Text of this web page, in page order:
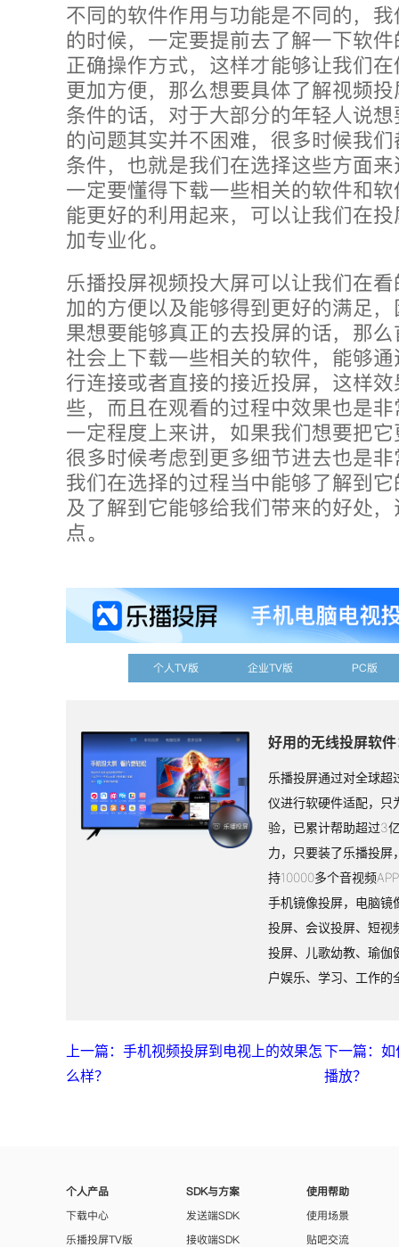
不同的软件作用与功能是不同的，
的时候，一定要提前去了解一下软
正确操作方式，这样才能够让我们
更加方便，那么想要具体了解视频
条件的话，对于大部分的年轻人说
的问题其实并不困难，很多时候我
条件，也就是我们在选择这些方面
一定要懂得下载一些相关的软件和
能更好的利用起来，可以让我们在
加专业化。
乐播投屏视频投大屏可以让我们在
加的方便以及能够得到更好的满足
果想要能够真正的去投屏的话，那
社会上下载一些相关的软件，能够
行连接或者直接的接近投屏，这样
些，而且在观看的过程中效果也是
一定程度上来讲，如果我们想要把
很多时候考虑到更多细节进去也是
我们在选择的过程当中能够了解到
及了解到它能够给我们带来的好处
点。
个人TV版 企业TV版 PC版
好用的无线投屏软
乐播投屏通过对全球超
仪进行软硬件适配，只
验，已累计帮助超过3
力，只要装了乐播投屏
持10000多个音视频
手机镜像投屏，电脑镜
投屏、会议投屏、短视
投屏、儿歌幼教、瑜伽
户娱乐、学习、工作的
上一篇：手机视频投屏到电视上的效果怎
么样？
下一篇：
播放？
个人产品
下载中心
乐播投屏TV版
SDK与方案
发送端SDK
接收端SDK
使用帮助
使用场景
贴吧交流